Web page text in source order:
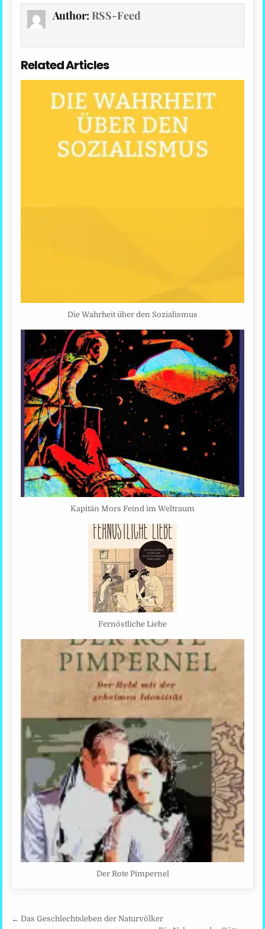
Author: RSS-Feed
Related Articles
Die Wahrheit über den Sozialismus
Kapitän Mors Feind im Weltraum
Fernöstliche Liebe
Der Rote Pimpernel
Beitragsnavigation
← Das Geschlechtsleben der Naturvölker